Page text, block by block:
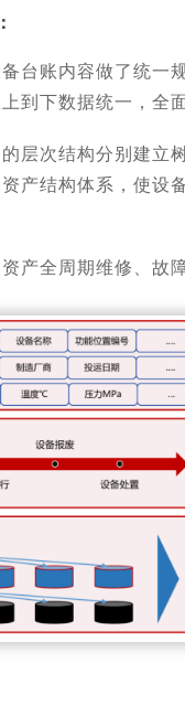
台账内容做了统一
到下数据统一，全
层次结构分别建立
产结构体系，使设
产全周期维修、故